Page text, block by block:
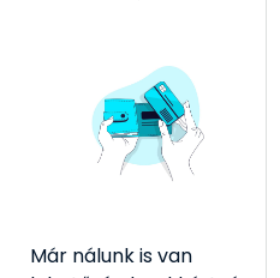
Már nálunk is van